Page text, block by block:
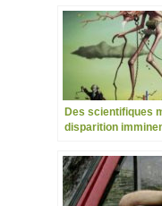
Des scientifiques
disparition